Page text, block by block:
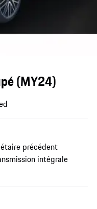
(MY24)
précédent
intégrale